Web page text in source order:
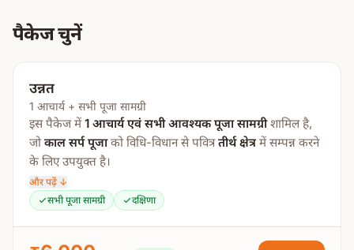
पैकेज चुनें
उन्नत
1 आचार्य + सभी पूजा सामग्री
इस पैकेज में1 आचार्य एवं सभी आवश्यक पूजा सामग्रीशामिल है,
जो काल सर्प पूजाको विधि-विधान से पवित्रतीर्थ क्षेत्र में सम्पन्न करने
के लिए उपयुक्त है।
पूजा प्रक्रिया:
गणेश पूजन
और पढ़ें ↓
सभी पूजा सामग्री
दक्षिणा